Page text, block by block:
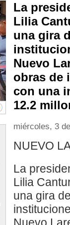
La
Lilia
una gira
Nuevo
obras de
con una
12.2
miércoles, 3
NUEVO
La
Lilia
una gira